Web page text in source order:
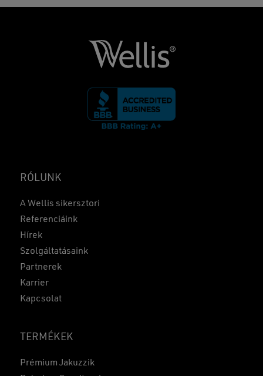
RÓLUNK
A Wellis sikersztori
Referenciáink
Hírek
Szolgáltatásaink
Partnerek
Karrier
Kapcsolat
TERMÉKEK
Prémium Jakuzzik